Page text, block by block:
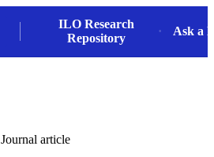
ILO Research
Repository
Ask a
Journal article